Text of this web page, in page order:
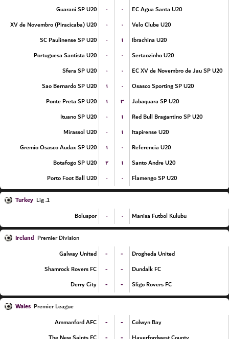
Guarani SP U20
۰ ۰
EC Agua Santa U20
XV de Novembro (Piracicaba) U20
۰ ۰
Velo Clube U20
SC Paulinense SP U20
۰ ۱
Ibrachina U20
Portuguesa Santista U20
۰ ۰
Sertaozinho U20
Sfera SP U20
۰ ۰
EC XV de Novembro de Jau SP U20
Sao Bernardo SP U20
۱ ۰
Osasco Sporting SP U20
Ponte Preta SP U20
۱ ۳
Jabaquara SP U20
Ituano SP U20
۰ ۱
Red Bull Bragantino SP U20
Mirassol U20
۰ ۱
Itapirense U20
Gremio Osasco Audax SP U20
۱ ۰
Referencia U20
Botafogo SP U20
۲ ۱
Santo Andre U20
Porto Foot Ball U20
۰ ۰ Flamengo SP U20
Turkey
1. Lig
Boluspor
۰ ۰ Manisa Futbol Kulubu
Ireland Premier Division
Galway United
- -
Drogheda United
Shamrock Rovers FC
- -
Dundalk FC
Derry City
- - Sligo Rovers FC
Wales Premier League
Ammanford AFC
- -
Colwyn Bay